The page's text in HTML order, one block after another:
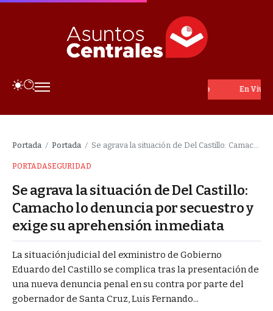
En Vivo
Portada / Portada / Se agrava la situación de Del Castillo: Camacho lo denuncia por secuestro y exige su aprehensión inmediata
PORTADASEGURIDAD
Se agrava la situación de Del Castillo:
Camacho lo denuncia por secuestro y
exige su aprehensión inmediata
​La situación judicial del exministro de Gobierno
Eduardo del Castillo se complica tras la presentación de
una nueva denuncia penal en su contra por parte del
gobernador de Santa Cruz, Luis Fernando...